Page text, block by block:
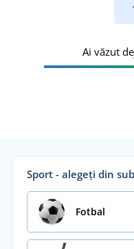
Ai văzut
Sport - alegeți din
Fotbal